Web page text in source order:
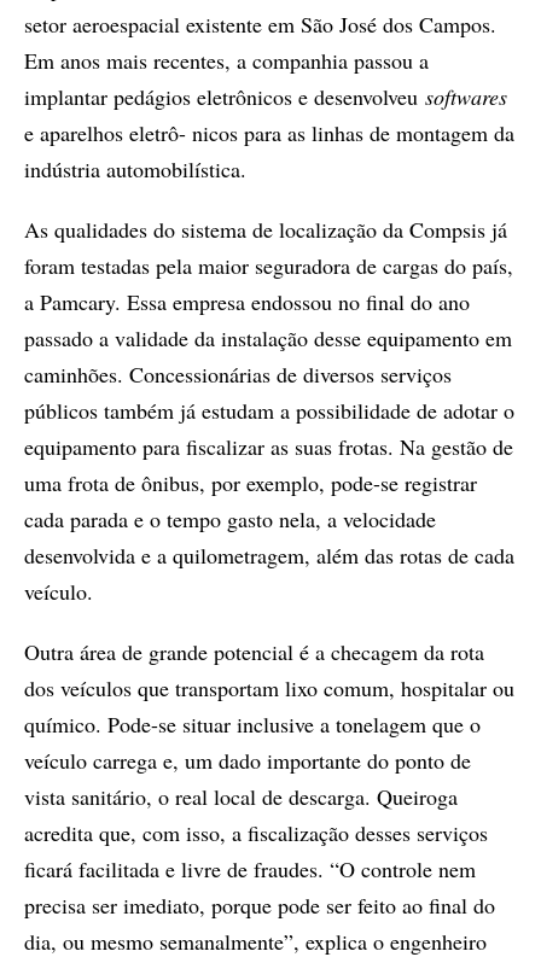
setor aeroespacial existente em São José dos Campos.
Em anos mais recentes, a companhia passou a
implantar pedágios eletrônicos e desenvolveu softwares
e aparelhos eletrô- nicos para as linhas de montagem da
indústria automobilística.
As qualidades do sistema de localização da Compsis já
foram testadas pela maior seguradora de cargas do país,
a Pamcary. Essa empresa endossou no final do ano
passado a validade da instalação desse equipamento em
caminhões. Concessionárias de diversos serviços
públicos também já estudam a possibilidade de adotar o
equipamento para fiscalizar as suas frotas. Na gestão de
uma frota de ônibus, por exemplo, pode-se registrar
cada parada e o tempo gasto nela, a velocidade
desenvolvida e a quilometragem, além das rotas de cada
veículo.
Outra área de grande potencial é a checagem da rota
dos veículos que transportam lixo comum, hospitalar ou
químico. Pode-se situar inclusive a tonelagem que o
veículo carrega e, um dado importante do ponto de
vista sanitário, o real local de descarga. Queiroga
acredita que, com isso, a fiscalização desses serviços
ficará facilitada e livre de fraudes. “O controle nem
precisa ser imediato, porque pode ser feito ao final do
dia, ou mesmo semanalmente”, explica o engenheiro